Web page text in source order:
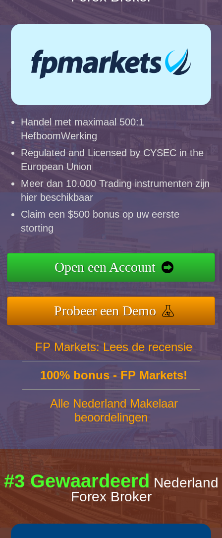
Handel met maximaal 500:1
HefboomWerking
Regulated and Licensed by CYSEC in the
European Union
Meer dan 10.000 Trading instrumenten zijn
hier beschikbaar
Claim een $500 bonus op uw eerste
storting
Open een Account
Probeer een Demo
FP Markets: Lees de recensie
100% bonus - FP Markets!
Alle Nederland Makelaar
beoordelingen
#3 Gewaardeerd Nederland
Forex Broker